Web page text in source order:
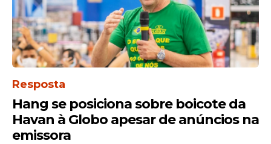
Resposta
Hang se posiciona sobre boicote da
Havan à Globo apesar de anúncios na
emissora